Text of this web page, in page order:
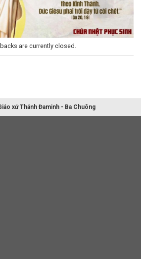
are currently closed.
xứ Thánh Đaminh - Ba Chuông